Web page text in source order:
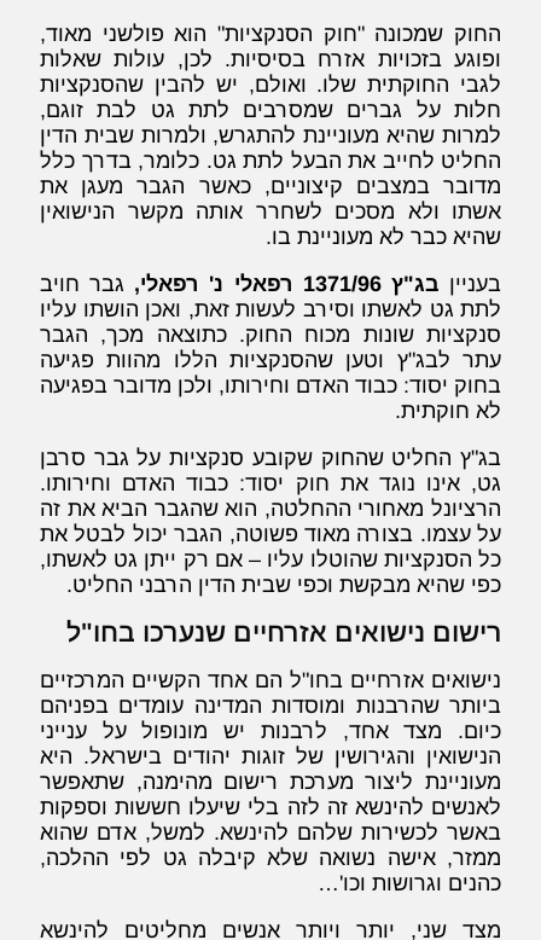
החוק שמכונה "חוק הסנקציות" הוא פולשני מאוד,
ופוגע בזכויות אזרח בסיסיות. לכן, עולות שאלות
לגבי החוקתית שלו. ואולם, יש להבין שהסנקציות
חלות על גברים שמסרבים לתת גט לבת זוגם,
למרות שהיא מעוניינת להתגרש, ולמרות שבית הדין
החליט לחייב את הבעל לתת גט. כלומר, בדרך כלל
מדובר במצבים קיצוניים, כאשר הגבר מעגן את
אשתו ולא מסכים לשחרר אותה מקשר הנישואין
שהיא כבר לא מעוניינת בו.
בעניין בג"ץ 1371/96 רפאלי נ' רפאלי,
גבר חויב
לתת גט לאשתו וסירב לעשות זאת, ואכן הושתו עליו
סנקציות שונות מכוח החוק. כתוצאה מכך, הגבר
עתר לבג"ץ וטען שהסנקציות הללו מהוות פגיעה
בחוק יסוד: כבוד האדם וחירותו, ולכן מדובר בפגיעה
לא חוקתית.
בג"ץ החליט שהחוק שקובע סנקציות על גבר סרבן
גט, אינו נוגד את חוק יסוד: כבוד האדם וחירותו.
הרציונל מאחורי ההחלטה, הוא שהגבר הביא את זה
על עצמו. בצורה מאוד פשוטה, הגבר יכול לבטל את
כל הסנקציות שהוטלו עליו – אם רק ייתן גט לאשתו,
כפי שהיא מבקשת וכפי שבית הדין הרבני החליט.
רישום נישואים אזרחיים שנערכו בחו"ל
נישואים אזרחיים בחו"ל הם אחד הקשיים המרכזיים
ביותר שהרבנות ומוסדות המדינה עומדים בפניהם
כיום. מצד אחד, לרבנות יש מונופול על ענייני
הנישואין והגירושין של זוגות יהודים בישראל. היא
מעוניינת ליצור מערכת רישום מהימנה, שתאפשר
לאנשים להינשא זה לזה בלי שיעלו חששות וספקות
באשר לכשירות שלהם להינשא. למשל, אדם שהוא
ממזר, אישה נשואה שלא קיבלה גט לפי ההלכה,
כהנים וגרושות וכו'…
מצד שני, יותר ויותר אנשים מחליטים להינשא